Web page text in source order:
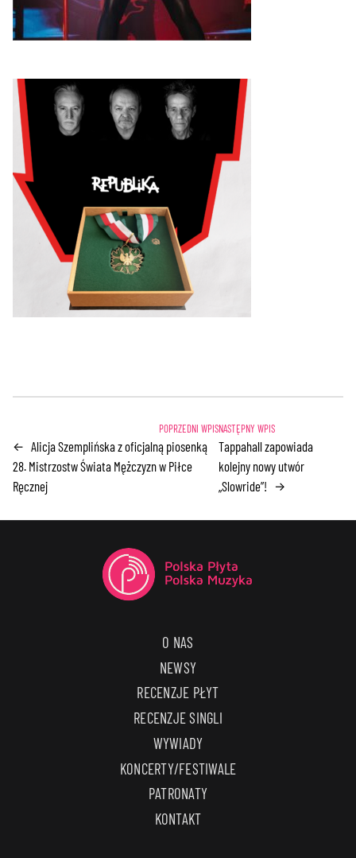
← Alicja Szemplińska z oficjalną piosenką
28. Mistrzostw Świata Mężczyzn w Piłce
Ręcznej
Tappahall zapowiada
kolejny nowy utwór
„Slowride”! →
O NAS
NEWSY
RECENZJE PŁYT
RECENZJE SINGLI
WYWIADY
KONCERTY/FESTIWALE
PATRONATY
KONTAKT